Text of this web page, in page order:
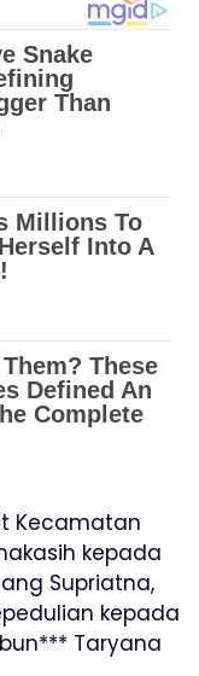
Kecamatan
kepada
Supriatna,
kepada
Taryana